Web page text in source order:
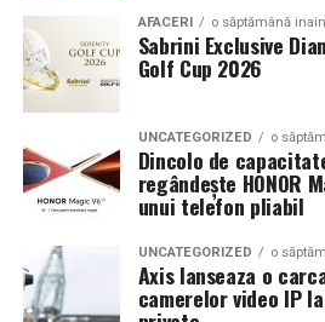
Echilibrul dintre estetica si
Un aspect specific evenimentelor
prezenta multor masini care nu
show, ci si vehicule utilizate
cauta solutii care sa le permita
evenimente fara a sacrifica
siguranta pe drumurile publice.
In acest context, anvelopele
echilibru intre aspect si
AFACERI o săptămână
Sabrini Exclusive
Golf Cup 2026
UNCATEGORIZED o
Dincolo de
regândește HONOR
unui telefon pliabil
UNCATEGORIZED o
Axis lanseaza o
camerelor video IP